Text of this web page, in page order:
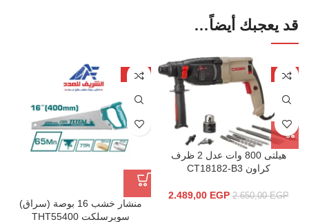
قد يعجبك أيضاً…
-6%
هيلتى 800 وات عدل 2 ظرف
كراون CT18182-B3
2.650,00EGP
2.489,00 EGP
-20%
منشار خشب 16 بوصة (سراق)
سوبرسلكت THT55400